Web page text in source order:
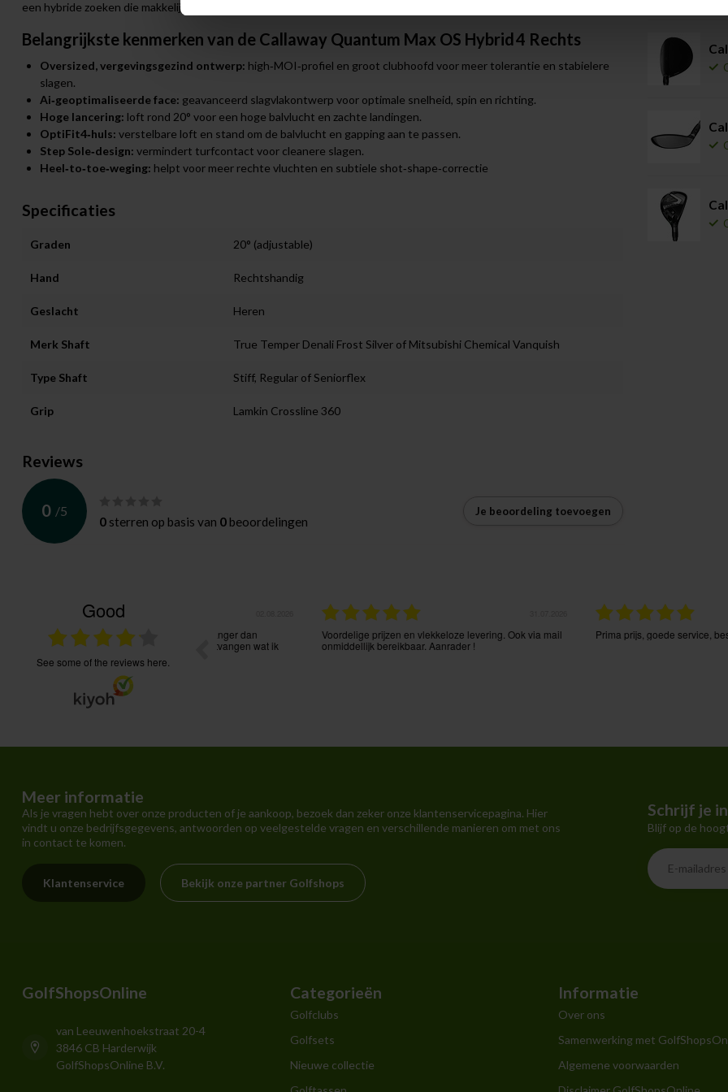
een hybride zoeken die makkelijk te slaan is, ongeacht het niveau van hun spel.
Belangrijkste kenmerken van de Callaway Quantum Max OS Hybrid 4 Rechts
Oversized, vergevingsgezind ontwerp: high‑MOI‑profiel en groot clubhoofd voor meer tolerantie en stabielere
slagen.
Ai‑geoptimaliseerde face: geavanceerd slagvlakontwerp voor optimale snelheid, spin en richting.
Hoge lancering: loft rond 20° voor een hoge balvlucht en zachte landingen.
OptiFit4‑huls: verstelbare loft en stand om de balvlucht en gapping aan te passen.
Step Sole‑design: vermindert turfcontact voor cleanere slagen.
Heel‑to‑toe‑weging: helpt voor meer rechte vluchten en subtiele shot‑shape‑correctie
Specificaties
Graden 20° (adjustable)
Hand Rechtshandig
Geslacht Heren
Merk Shaft True Temper Denali Frost Silver of Mitsubishi Chemical Vanquish
Type Shaft Stiff, Regular of Seniorflex
Grip Lamkin Crossline 360
Reviews
0 /5
0 sterren op basis van 0 beoordelingen
Je beoordeling toevoegen
Good
see some of the reviews here.
goede service, bestelling goed te volgen.
Heel tevreden van de service. Perfecte en snelle
communicatie. Onmiddellijke actie.
Zeer vlotte service
Meer informatie
Als je vragen hebt over onze producten of je aankoop, bezoek dan zeker onze klantenservicepagina. Hier
vindt u onze bedrijfsgegevens, antwoorden op veelgestelde vragen en verschillende manieren om met ons
in contact te komen.
Klantenservice Bekijk onze partner Golfshops
Schrijf je
Blijf op de
GolfShopsOnline
van Leeuwenhoekstraat 20-4
3846 CB Harderwijk
GolfShopsOnline B.V.
Categorieën
Golfclubs
Golfsets
Nieuwe collectie
Informatie
Over ons
Samenwerking met
Algemene voorwaarden